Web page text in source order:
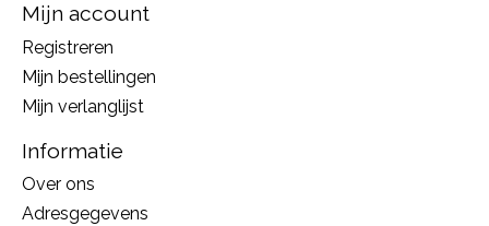
Mijn account
Registreren
Mijn bestellingen
Mijn verlanglijst
Informatie
Over ons
Adresgegevens